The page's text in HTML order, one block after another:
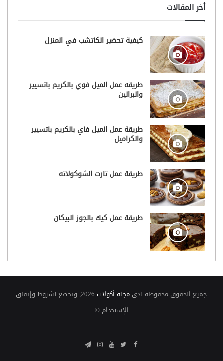
أخر المقالات
كيفية تحضير الكاتشب في المنزل
طريقه عمل الميل فوي بالكريم باتسيير
والبرالين
طريقة عمل الميل فاي بالكريم باتسيير
والكراميل
طريقة عمل تارت الشوكولاته
طريقة عمل كيك بالجوز البيكان
جميع الحقوق محفوظة لدى مجلة أكولات
2026, وتخضع لشروط وإتفاق
الإستخدام ©